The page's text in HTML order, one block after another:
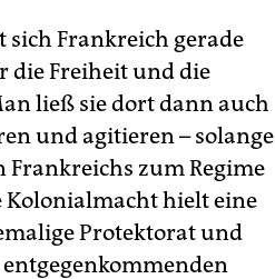
sich Frankreich gerade
die Freiheit und die
ließ sie dort dann auch
und agitieren – solange
Frankreichs zum Regime
Kolonialmacht hielt eine
Protektorat und
entgegenkommenden